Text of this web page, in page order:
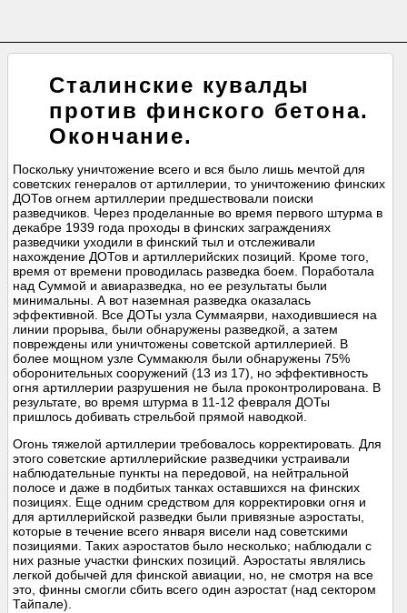
Сталинские кувалды
против финского бетона.
Окончание.
Поскольку уничтожение всего и вся было лишь мечтой для
советских генералов от артиллерии, то уничтожению финских
ДОТов огнем артиллерии предшествовали поиски
разведчиков. Через проделанные во время первого штурма в
декабре 1939 года проходы в финских заграждениях
разведчики уходили в финский тыл и отслеживали
нахождение ДОТов и артиллерийских позиций. Кроме того,
время от времени проводилась разведка боем. Поработала
над Суммой и авиаразведка, но ее результаты были
минимальны. А вот наземная разведка оказалась
эффективной. Все ДОТы узла Суммаярви, находившиеся на
линии прорыва, были обнаружены разведкой, а затем
повреждены или уничтожены советской артиллерией. В
более мощном узле Суммакюля были обнаружены 75%
оборонительных сооружений (13 из 17), но эффективность
огня артиллерии разрушения не была проконтролирована. В
результате, во время штурма в 11-12 февраля ДОТы
пришлось добивать стрельбой прямой наводкой.
Огонь тяжелой артиллерии требовалось корректировать. Для
этого советские артиллерийские разведчики устраивали
наблюдательные пункты на передовой, на нейтральной
полосе и даже в подбитых танках оставшихся на финских
позициях. Еще одним средством для корректировки огня и
для артиллерийской разведки были привязные аэростаты,
которые в течение всего января висели над советскими
позициями. Таких аэростатов было несколько; наблюдали с
них разные участки финских позиций. Аэростаты являлись
легкой добычей для финской авиации, но, не смотря на все
это, финны смогли сбить всего один аэростат (над сектором
Тайпале).